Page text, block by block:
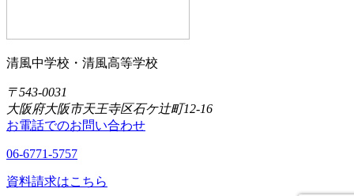
清風中学校・清風高等学校
〒543-0031
大阪府大阪市天王寺区石ケ辻町12-16
お電話でのお問い合わせ
06-6771-5757
資料請求はこちら